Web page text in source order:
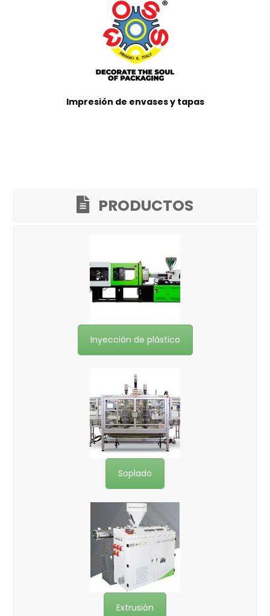
Impresión de envases y tapas
PRODUCTOS
Inyección de plástico
Soplado
Extrusión